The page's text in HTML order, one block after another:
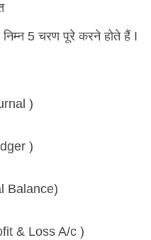
5 चरण पूरे करने होते हैं I
)
)
Balance)
& Loss A/c )